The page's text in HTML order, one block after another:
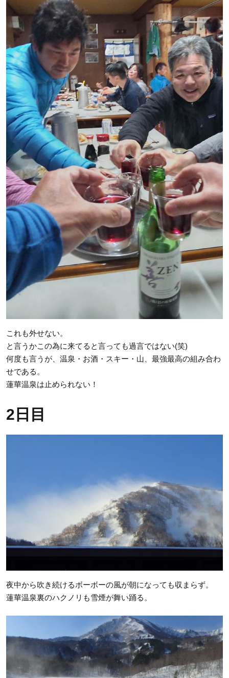
これも外せない。
と言うかこの為に来てると言っても過言ではない(笑)
何度も言うが、温泉・お酒・スキー・山、最強最高の組み合わ
せである。
蓮華温泉は止められない！
2日目
夜中から吹き続けるボーボーの風が朝になっても収まらず。
蓮華温泉裏のハクノリも雪煙が舞い踊る。